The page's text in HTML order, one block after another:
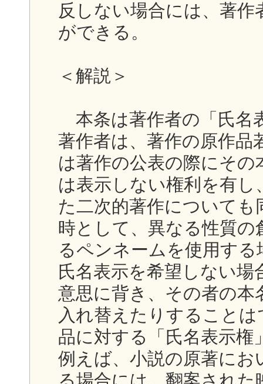
反しない場合には、著
ができる。
＜解説＞
本条は著作者の「氏名
著作者は、著作の原作品
は著作の公表の際にそ
は表示しない権利を有
た二次的著作について
時として、異なる性質
るペンネームを使用す
氏名表示を希望しない
意思に背き、その者の
入れ替えたりすること
品に対する「氏名表示権
例えば、小説の原著に
る場合には、翻案され